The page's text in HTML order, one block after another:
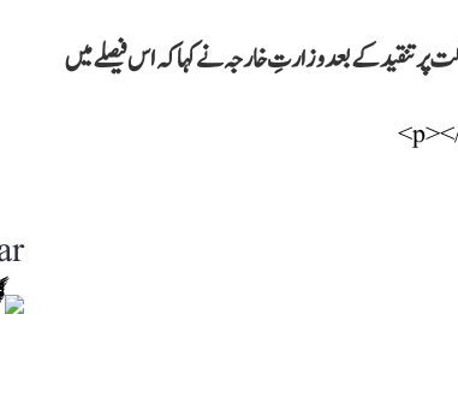
پر تنقید کے بعد وزارتِ خارجہ نے کہا کہ اس فیصلے میں